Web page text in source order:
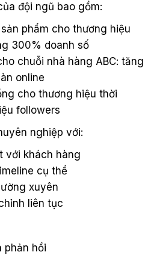
đội ngũ bao gồm:
phẩm cho thương hiệu
300% doanh số
chuỗi nhà hàng ABC: tăng
online
cho thương hiệu thời
followers
nghiệp với:
với khách hàng
cụ thể
xuyên
liên tục
phản hồi